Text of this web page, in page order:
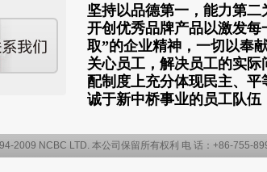
坚持以品德第一，能力第二
开创优秀品牌产品以激发
取”的企业精神，一切以奉
关心员工，解决员工的实
配制度上充分体现民主、
诚于新中桥事业的员工队伍
2009 NCBC LTD. 本公司保留所有权利 电 话：+86-755-